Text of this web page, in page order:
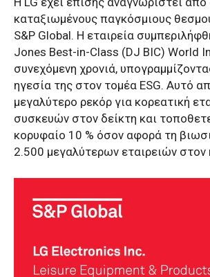
καταξιωμένους παγκόσμιους
S&P Global. Η εταιρεία
Jones Best-in-Class (DJ BIC) World
συνεχόμενη χρονιά,
ηγεσία της στον τομέα ESG. Αυτό
μεγαλύτερο ρεκόρ για κορεατική
συσκευών στον δείκτη και
κορυφαίο 10 % όσον αφορά τη
2.500 μεγαλύτερων εταιρειών στον